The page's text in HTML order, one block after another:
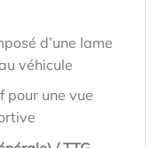
d’une lame
véhicule
pour une vue